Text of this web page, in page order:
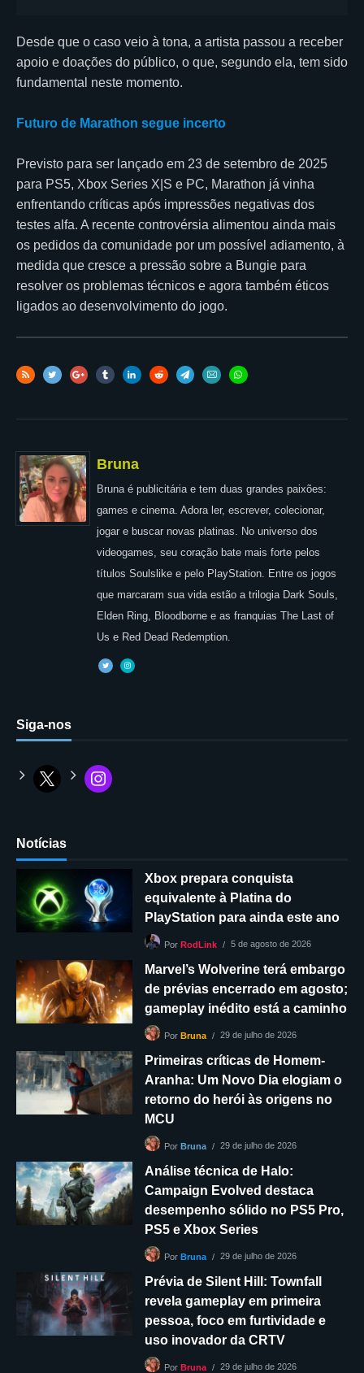
Desde que o caso veio à tona, a artista passou a receber
apoio e doações do público, o que, segundo ela, tem sido
fundamental neste momento.
Futuro de Marathon segue incerto
Previsto para ser lançado em 23 de setembro de 2025
para PS5, Xbox Series X|S e PC, Marathon já vinha
enfrentando críticas após impressões negativas dos
testes alfa. A recente controvérsia alimentou ainda mais
os pedidos da comunidade por um possível adiamento, à
medida que cresce a pressão sobre a Bungie para
resolver os problemas técnicos e agora também éticos
ligados ao desenvolvimento do jogo.
Bruna
Bruna é publicitária e tem duas grandes paixões:
games e cinema. Adora ler, escrever, colecionar,
jogar e buscar novas platinas. No universo dos
videogames, seu coração bate mais forte pelos
títulos Soulslike e pelo PlayStation. Entre os jogos
que marcaram sua vida estão a trilogia Dark Souls,
Elden Ring, Bloodborne e as franquias The Last of
Us e Red Dead Redemption.
Siga-nos
Notícias
Xbox prepara conquista
equivalente à Platina do
PlayStation para ainda este ano
PorRodLink 5 de agosto de 2026
Marvel’s Wolverine terá embargo
de prévias encerrado em agosto;
gameplay inédito está a caminho
PorBruna 29 de julho de 2026
Primeiras críticas de Homem-
Aranha: Um Novo Dia elogiam o
retorno do herói às origens no
MCU
PorBruna 29 de julho de 2026
Análise técnica de Halo:
Campaign Evolved destaca
desempenho sólido no PS5 Pro,
PS5 e Xbox Series
PorBruna 29 de julho de 2026
Prévia de Silent Hill: Townfall
revela gameplay em primeira
pessoa, foco em furtividade e
uso inovador da CRTV
PorBruna 29 de julho de 2026